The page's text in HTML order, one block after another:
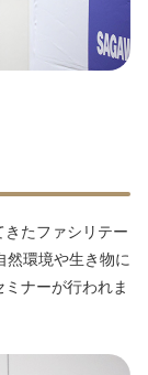
たファシリテー
然環境や生き物に
ナーが行われま